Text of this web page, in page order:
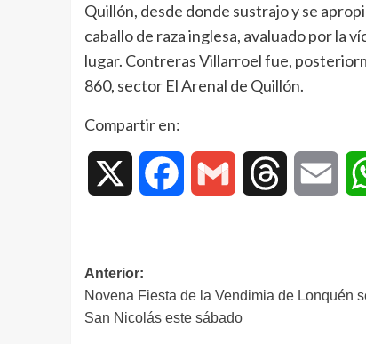
Quillón, desde donde sustrajo y se
caballo de raza inglesa, avaluado por la
lugar. Contreras Villarroel fue,
860, sector El Arenal de Quillón.
Compartir en:
Facebook Gmail Threads
Anterior:
Novena Fiesta de la Vendimia de Lonquén
San Nicolás este sábado